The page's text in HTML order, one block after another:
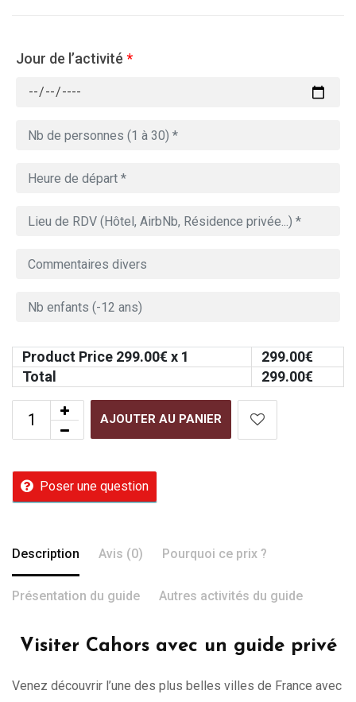
Jour de l’activité *
Product Price 299.00€ x 1 299.00€
Total
299.00€
AJOUTER AU PANIER
Poser une question
Description Avis (0) Pourquoi ce prix ?
Présentation du guide Autres activités du guide
Visiter Cahors avec un guide privé
Venez découvrir l’une des plus belles villes de France avec